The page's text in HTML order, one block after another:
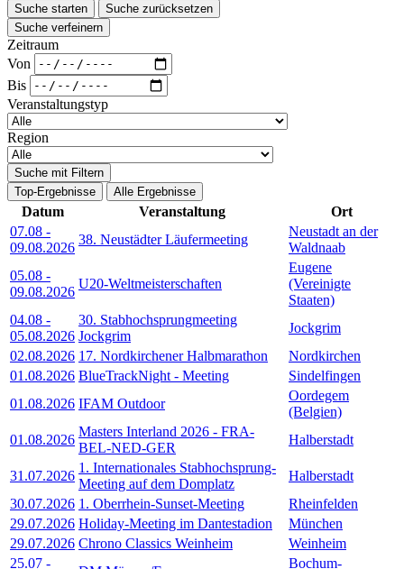
Suche starten
Suche zurücksetzen
Suche verfeinern
Zeitraum
Von
Bis
Veranstaltungstyp
Region
Suche mit Filtern
Top-Ergebnisse
Alle Ergebnisse
Datum Veranstaltung
Ort
07.08 -
09.08.2026
38. Neustädter Läufermeeting
Neustadt an der
Waldnaab
05.08 -
09.08.2026
U20-Weltmeisterschaften
Eugene
(Vereinigte
Staaten)
04.08 -
05.08.2026
30. Stabhochsprungmeeting
Jockgrim
Jockgrim
02.08.2026 17. Nordkirchener Halbmarathon
Nordkirchen
01.08.2026 BlueTrackNight - Meeting
Sindelfingen
01.08.2026 IFAM Outdoor
Oordegem
(Belgien)
01.08.2026
Masters Interland 2026 - FRA-
BEL-NED-GER
Halberstadt
31.07.2026
1. Internationales Stabhochsprung-
Meeting auf dem Domplatz
Halberstadt
30.07.2026 1. Oberrhein-Sunset-Meeting
Rheinfelden
29.07.2026 Holiday-Meeting im Dantestadion
München
29.07.2026 Chrono Classics Weinheim
Weinheim
25.07 - Bochum-